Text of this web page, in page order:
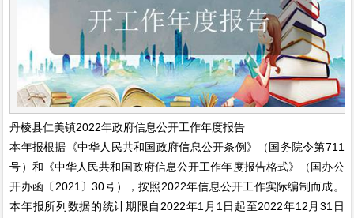
丹棱县仁美镇2022年政府信息公开工作年度报告
本年报根据《中华人民共和国政府信息公开条例》（国务院令第711
号）和《中华人民共和国政府信息公开工作年度报告格式》（国办公
开办函〔2021〕30号），按照2022年信息公开工作实际编制而成。
本年报所列数据的统计期限自2022年1月1日起至2022年12月31日